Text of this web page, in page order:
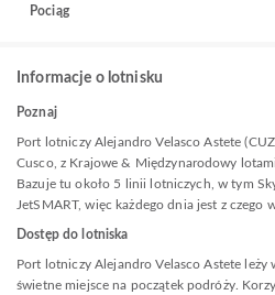
Pociąg
Informacje o lotnisku
Poznaj
Port lotniczy Alejandro Velasco Astete
Cusco, z Krajowe & Międzynarodowy
Bazuje tu około 5 linii lotniczych, w tym
JetSMART, więc każdego dnia jest z czego
Dostęp do lotniska
Port lotniczy Alejandro Velasco Astete leży
świetne miejsce na początek podróży.